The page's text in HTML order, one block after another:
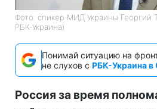
Фото: спикер МИД Украины Георгий
РБК-Украина)
Понимай ситуацию на
не слухов с РБК-Украина в
Россия за время